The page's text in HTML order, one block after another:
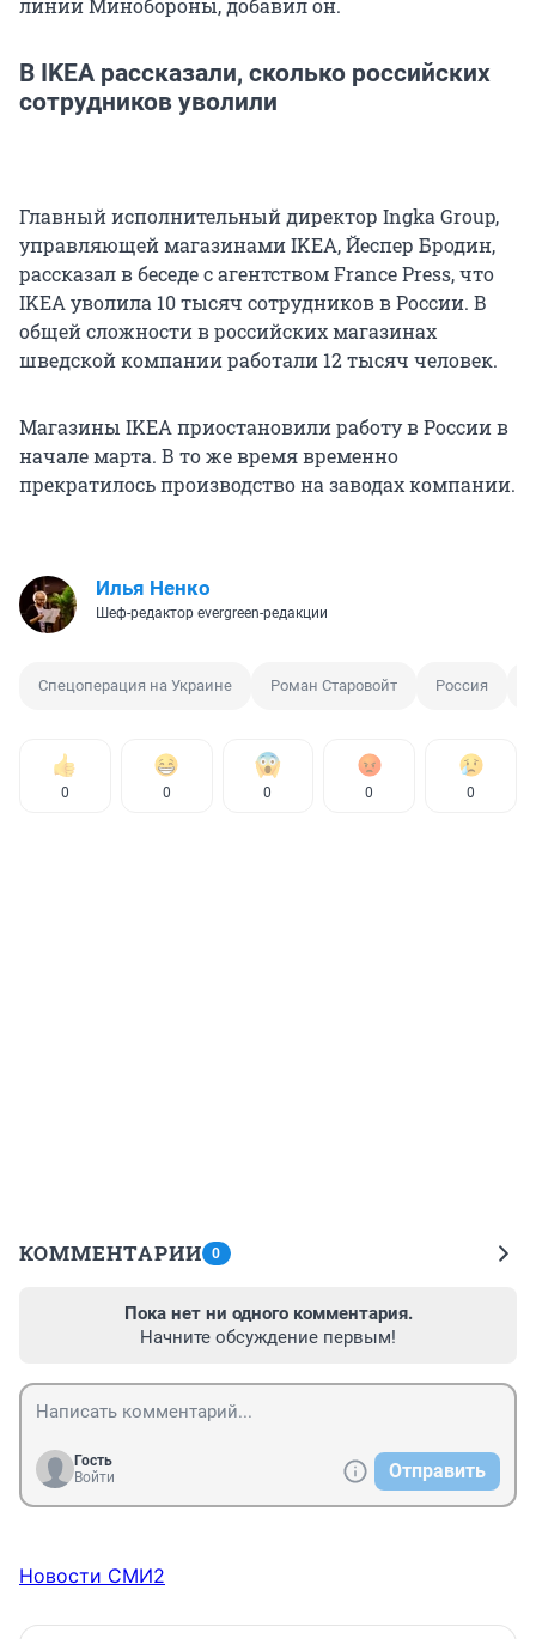
линии Минобороны, добавил он.
В IKEA рассказали, сколько российских
сотрудников уволили
Главный исполнительный директор Ingka Group,
управляющей магазинами IKEA, Йеспер Бродин,
рассказал в беседе с агентством France Press, что
IKEA уволила 10 тысяч сотрудников в России. В
общей сложности в российских магазинах
шведской компании работали 12 тысяч человек.
Магазины IKEA приостановили работу в России в
начале марта. В то же время временно
прекратилось производство на заводах компании.
Илья Ненко
Шеф-редактор evergreen-редакции
Спецоперация на Украине Роман Старовойт Россия
0 0 0 0 0
КОММЕНТАРИИ 0
Пока нет ни одного комментария.
Начните обсуждение первым!
Гость
Войти
Отправить
Новости СМИ2